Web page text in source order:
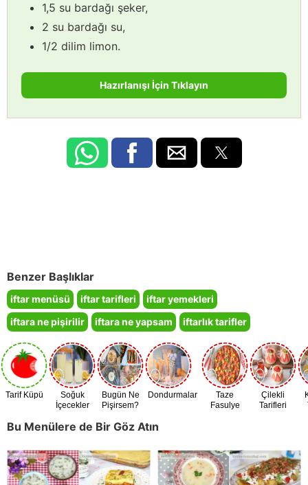
1,5 su bardağı şeker,
2 su bardağı su,
1/2 dilim limon.
Hazırlanışı İçin Tıklayın
Benzer Başlıklar
iftar menüsü iftar tarifleri
iftar yemekleri
iftara ne pişirilir
iftara ne yapsam iftarlık tarifler
Tarif Küpü
Soğuk
İçecekler
Bugün Ne
Pişirsem?
Dondurmalar
Taze
Fasulye
Çilekli
Tarifleri
Bu Menülere de Bir Göz Atın